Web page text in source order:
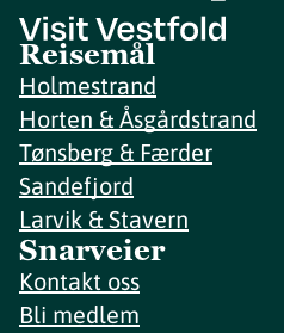
Reisemål
Holmestrand
Horten & Åsgårdstrand
Tønsberg & Færder
Sandefjord
Larvik & Stavern
Snarveier
Kontakt oss
Bli medlem